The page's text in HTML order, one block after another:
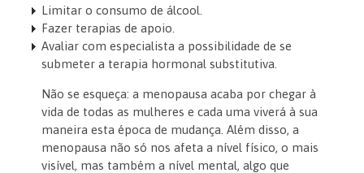
Limitar o consumo de álcool.
Fazer terapias de apoio.
Avaliar com especialista a possibilidade de se
submeter a terapia hormonal substitutiva.
Não se esqueça: a menopausa acaba por chegar à
vida de todas as mulheres e cada uma viverá à sua
maneira esta época de mudança. Além disso, a
menopausa não só nos afeta a nível físico, o mais
visível, mas também a nível mental, algo que